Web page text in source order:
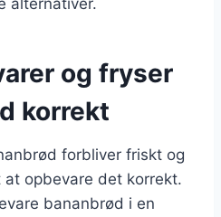
og fryser
korrekt
forbliver friskt og
opbevare det korrekt.
bananbrød i en